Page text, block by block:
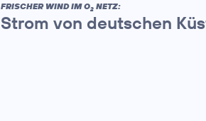
FRISCHER WIND IM O2 NETZ:
Strom von deutschen